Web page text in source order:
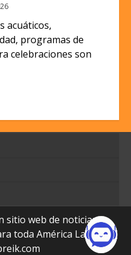
acuáticos,
programas de
celebraciones son
sitio web de noticias y
toda América Latina.